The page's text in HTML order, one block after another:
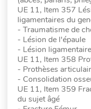
UE 11, Item 357
ligamentaires du
- Traumatisme de
- Lésion de l'épaule
- Lésion
UE 11, Item 358
- Prothèses
- Consolidation
UE 11, Item 359
du sujet âgé